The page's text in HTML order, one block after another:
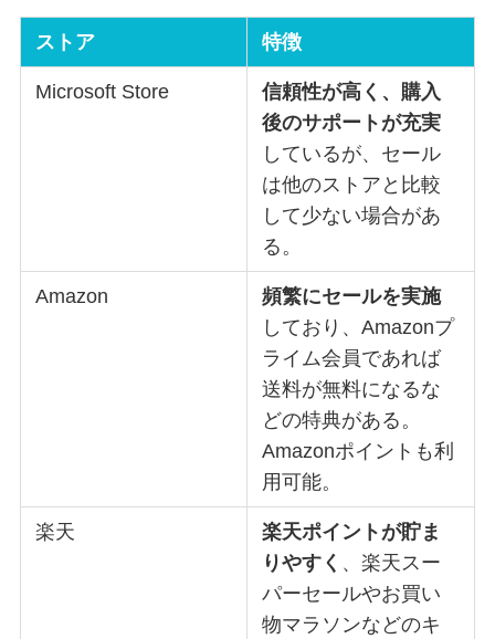
ストア 特徴
Microsoft Store
信頼性が高く、購入
後のサポートが充実
しているが、セール
は他のストアと比較
して少ない場合があ
る。
Amazon
頻繁にセールを実施
しており、Amazonプ
ライム会員であれば
送料が無料になるな
どの特典がある。
Amazonポイントも利
用可能。
楽天
楽天ポイントが貯ま
りやすく 、楽天スー
パーセールやお買い
物マラソンなどのキ